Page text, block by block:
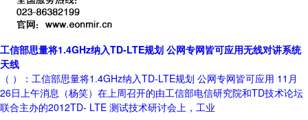
工信部思量将1.4GHz纳入TD-LTE规划 公网专网皆可应用无线对讲系统
天线
（ ）：工信部思量将1.4GHz纳入TD-LTE规划 公网专网皆可应用 11月
26日上午消息（杨笑）在上周召开的由工信部电信研究院和TD技术论坛
联合主办的2012TD- LTE 测试技术研讨会上，工业